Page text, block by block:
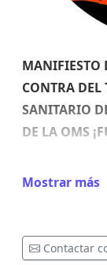
MANIFIESTO
CONTRA
SANITARIO
DE LA OMS
 Los
poner en
redactar y
Mostrar más
Contactar